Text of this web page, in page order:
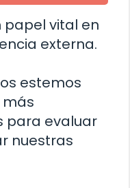
papel vital en
externa.
estemos
para evaluar
nuestras